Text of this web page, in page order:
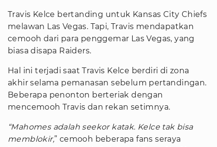
Travis Kelce bertanding untuk Kansas City Chiefs
melawan Las Vegas. Tapi, Travis mendapatkan
cemooh dari para penggemar Las Vegas, yang
biasa disapa Raiders.
Hal ini terjadi saat Travis Kelce berdiri di zona
akhir selama pemanasan sebelum pertandingan.
Beberapa penonton berteriak dengan
mencemooh Travis dan rekan setimnya.
“Mahomes adalah seekor katak. Kelce tak bisa
memblokir,” cemooh beberapa fans seraya